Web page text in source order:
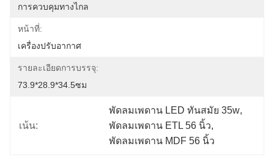
การควบคุมทางไกล
หน้าที่:
เครื่องปรับอากาศ
รายละเอียดการบรรจุ:
73.9*28.9*34.5ซม
เน้น:
พัดลมเพดาน LED ทันสมัย ​​35w,
พัดลมเพดาน ETL 56 นิ้ว,
พัดลมเพดาน MDF 56 นิ้ว